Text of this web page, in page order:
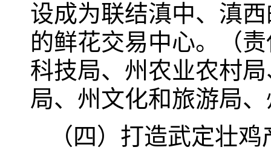
设成为联结滇中、滇
的鲜花交易中心。（
科技局、州农业农村
局、州文化和旅游局
（四）打造武定壮